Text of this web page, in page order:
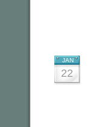
JAN
22